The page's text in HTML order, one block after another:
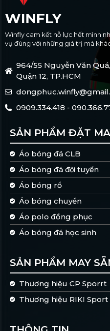
WINFLY
Winfly cam kết nỗ lực hết mình
vụ đúng với những giá trị mà
964/55 Nguyễn Văn
Quận 12, TP.HCM
0909.334.418 -
SẢN PHẨM ĐẶT
Áo bóng đá CLB
Áo bóng đá đội tuyển
Áo bóng rổ
Áo bóng chuyền
Áo polo đồng phục
Áo bóng đá học sinh
SẢN PHẨM MAY
Thương hiệu CP Sporrt
Thương hiệu RIKI Sport